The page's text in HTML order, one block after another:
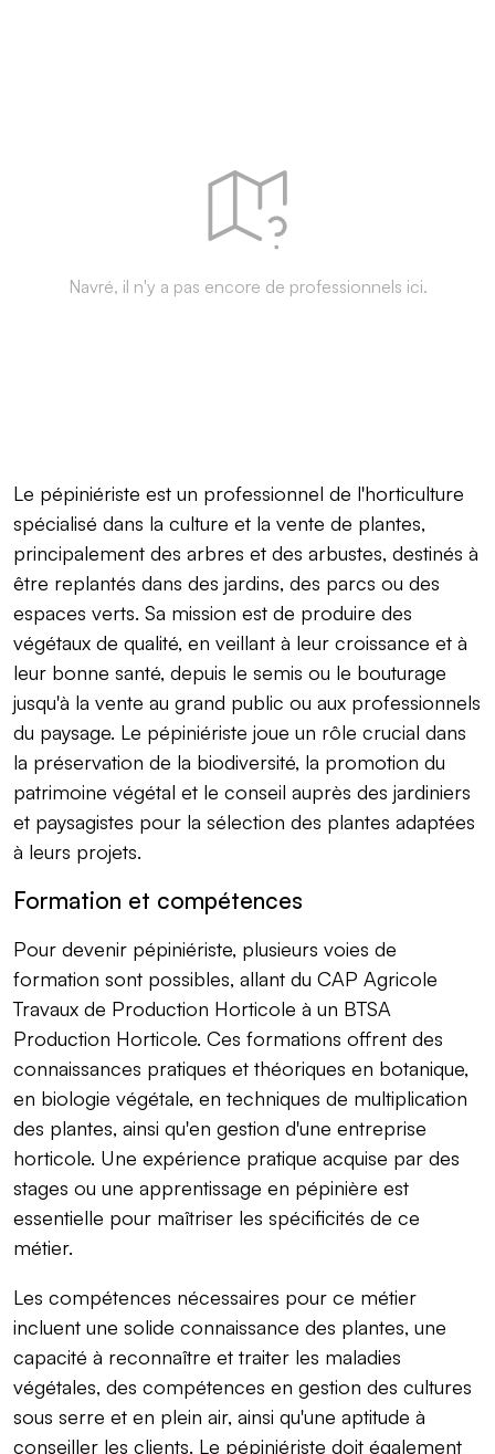
Navré, il n'y a pas encore de professionnels ici.
Le pépiniériste est un professionnel de l'horticulture
spécialisé dans la culture et la vente de plantes,
principalement des arbres et des arbustes, destinés à
être replantés dans des jardins, des parcs ou des
espaces verts. Sa mission est de produire des
végétaux de qualité, en veillant à leur croissance et à
leur bonne santé, depuis le semis ou le bouturage
jusqu'à la vente au grand public ou aux professionnels
du paysage. Le pépiniériste joue un rôle crucial dans
la préservation de la biodiversité, la promotion du
patrimoine végétal et le conseil auprès des jardiniers
et paysagistes pour la sélection des plantes adaptées
à leurs projets.
Formation et compétences
Pour devenir pépiniériste, plusieurs voies de
formation sont possibles, allant du CAP Agricole
Travaux de Production Horticole à un BTSA
Production Horticole. Ces formations offrent des
connaissances pratiques et théoriques en botanique,
en biologie végétale, en techniques de multiplication
des plantes, ainsi qu'en gestion d'une entreprise
horticole. Une expérience pratique acquise par des
stages ou une apprentissage en pépinière est
essentielle pour maîtriser les spécificités de ce
métier.
Les compétences nécessaires pour ce métier
incluent une solide connaissance des plantes, une
capacité à reconnaître et traiter les maladies
végétales, des compétences en gestion des cultures
sous serre et en plein air, ainsi qu'une aptitude à
conseiller les clients. Le pépiniériste doit également